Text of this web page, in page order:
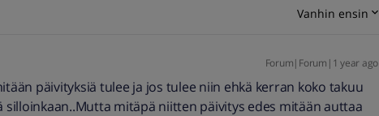
Vanhin ensin
Forum|Forum|1 year ago
päivityksiä tulee ja jos tulee niin ehkä kerran koko takuu
silloinkaan..Mutta mitäpä niitten päivitys edes mitään auttaa